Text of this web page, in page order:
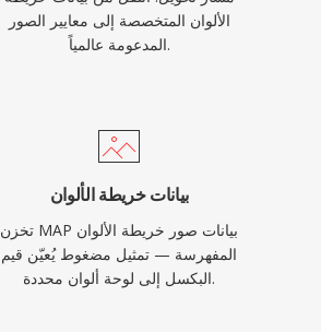
الألوان المتخصصة إلى معايير الصور
المدعومة عالمياً.
بيانات خريطة الألوان
تخزن MAP بيانات صور خريطة الألوان
المفهرسة — تمثيل مضغوط يُعيّن قيم
البكسل إلى لوحة ألوان محددة.